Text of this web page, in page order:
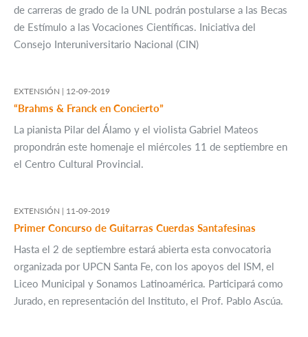
de carreras de grado de la UNL podrán postularse a las Becas
de Estímulo a las Vocaciones Científicas. Iniciativa del
Consejo Interuniversitario Nacional (CIN)
EXTENSIÓN | 12-09-2019
“Brahms & Franck en Concierto”
La pianista Pilar del Álamo y el violista Gabriel Mateos
propondrán este homenaje el miércoles 11 de septiembre en
el Centro Cultural Provincial.
EXTENSIÓN | 11-09-2019
Primer Concurso de Guitarras Cuerdas Santafesinas
Hasta el 2 de septiembre estará abierta esta convocatoria
organizada por UPCN Santa Fe, con los apoyos del ISM, el
Liceo Municipal y Sonamos Latinoamérica. Participará como
Jurado, en representación del Instituto, el Prof. Pablo Ascúa.